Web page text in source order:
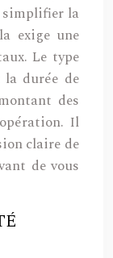
simplifier la
exige une
Le type
durée de
des
Il
claire de
de vous